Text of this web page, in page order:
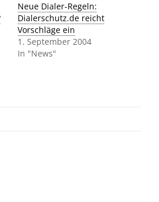
Neue Dialer-Regeln:
Dialerschutz.de reicht
Vorschläge ein
1. September 2004
In "News"